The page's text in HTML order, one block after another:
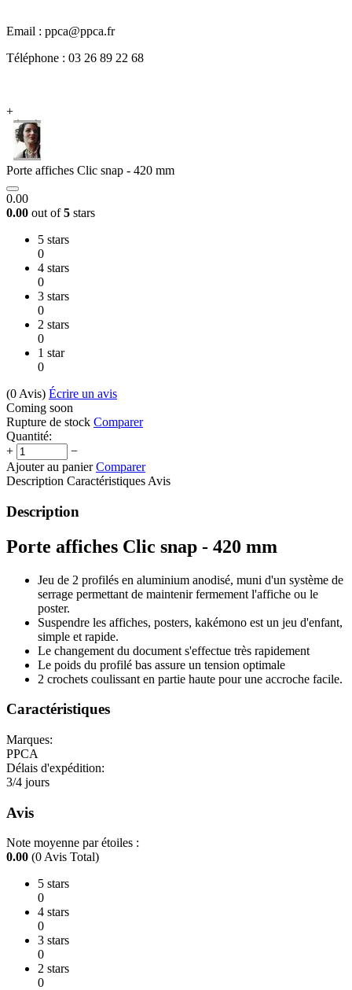
Email : ppca@ppca.fr
Téléphone : 03 26 89 22 68
+
Porte affiches Clic snap - 420 mm
0.00
0.00 out of5 stars
5 stars
0
4 stars
0
3 stars
0
2 stars
0
1 star
0
(0 Avis) Écrire un avis
Coming soon
Rupture de stock Comparer
Quantité:
+
−
Ajouter au panier Comparer
Description Caractéristiques Avis
Description
Porte affiches Clic snap - 420 mm
Jeu de 2 profilés en aluminium anodisé, muni d'un système de
serrage permettant de maintenir fermement l'affiche ou le
poster.
Suspendre les affiches, posters, kakémono est un jeu d'enfant,
simple et rapide.
Le changement du document s'effectue très rapidement
Le poids du profilé bas assure un tension optimale
2 crochets coulissant en partie haute pour une accroche facile.
Caractéristiques
Marques:
PPCA
Délais d'expédition:
3/4 jours
Avis
Note moyenne par étoiles :
0.00 (0 Avis Total)
5 stars
0
4 stars
0
3 stars
0
2 stars
0